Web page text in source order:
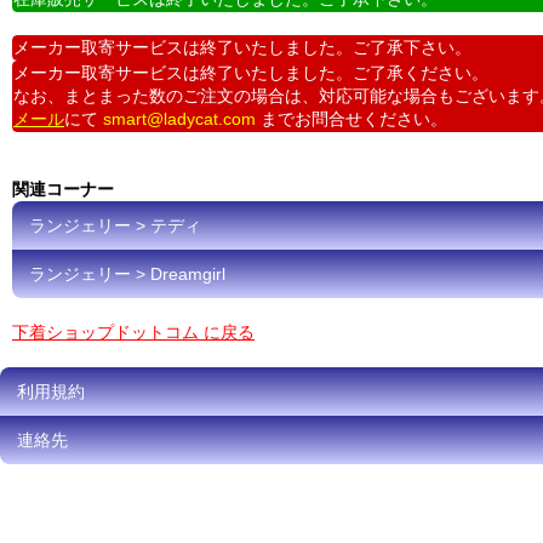
メーカー取寄サービスは終了いたしました。ご了承下さい。
メーカー取寄サービスは終了いたしました。ご了承ください。
なお、まとまった数のご注文の場合は、対応可能な場合もございます
メールにて smart@ladycat.com までお問合せください。
関連コーナー
ランジェリー > テディ
ランジェリー > Dreamgirl
下着ショップドットコム に戻る
利用規約
連絡先